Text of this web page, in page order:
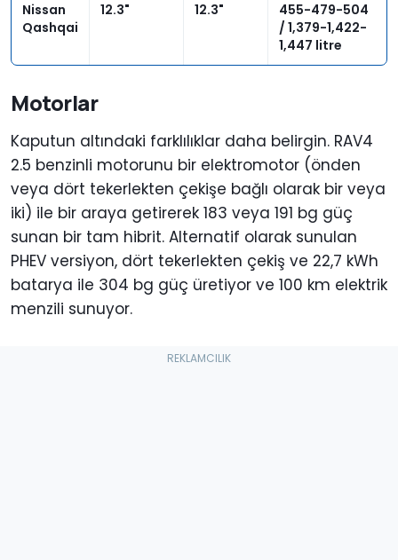
Nissan
Qashqai
12.3" 12.3"
455-479-504
/ 1,379-1,422-
1,447 litre
Motorlar
Kaputun altındaki farklılıklar daha belirgin. RAV4
2.5 benzinli motorunu bir elektromotor (önden
veya dört tekerlekten çekişe bağlı olarak bir veya
iki) ile bir araya getirerek 183 veya 191 bg güç
sunan bir tam hibrit. Alternatif olarak sunulan
PHEV versiyon, dört tekerlekten çekiş ve 22,7 kWh
batarya ile 304 bg güç üretiyor ve 100 km elektrik
menzili sunuyor.